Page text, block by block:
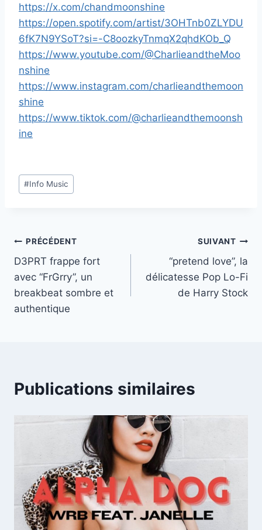
https://x.com/chandmoonshine
https://open.spotify.com/artist/3OHTnb0ZLYDU
6fK7N9YSoT?si=-C8oozkyTnmqX2qhdKOb_Q
https://www.youtube.com/@CharlieandtheMoo
nshine
https://www.instagram.com/charlieandthemoon
shine
https://www.tiktok.com/@charlieandthemoonsh
ine
Étiquettes
de
#Info Music
Navigation
de
l’article
PRÉCÉDENT
D3PRT frappe fort
avec “FrGrry”, un
breakbeat sombre et
authentique
SUIVANT
“pretend love”, la
délicatesse Pop Lo-Fi
de Harry Stock
Publications similaires